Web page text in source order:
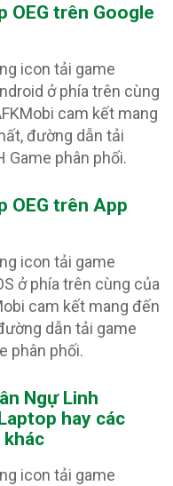
OEG trên Google
icon tải game
ở phía trên cùng
cam kết mang
đường dẫn tải
Game phân phối.
OEG trên App
icon tải game
ở phía trên cùng của
cam kết mang đến
dẫn tải game
phân phối.
Ngự Linh
hay các
khác
icon tải game